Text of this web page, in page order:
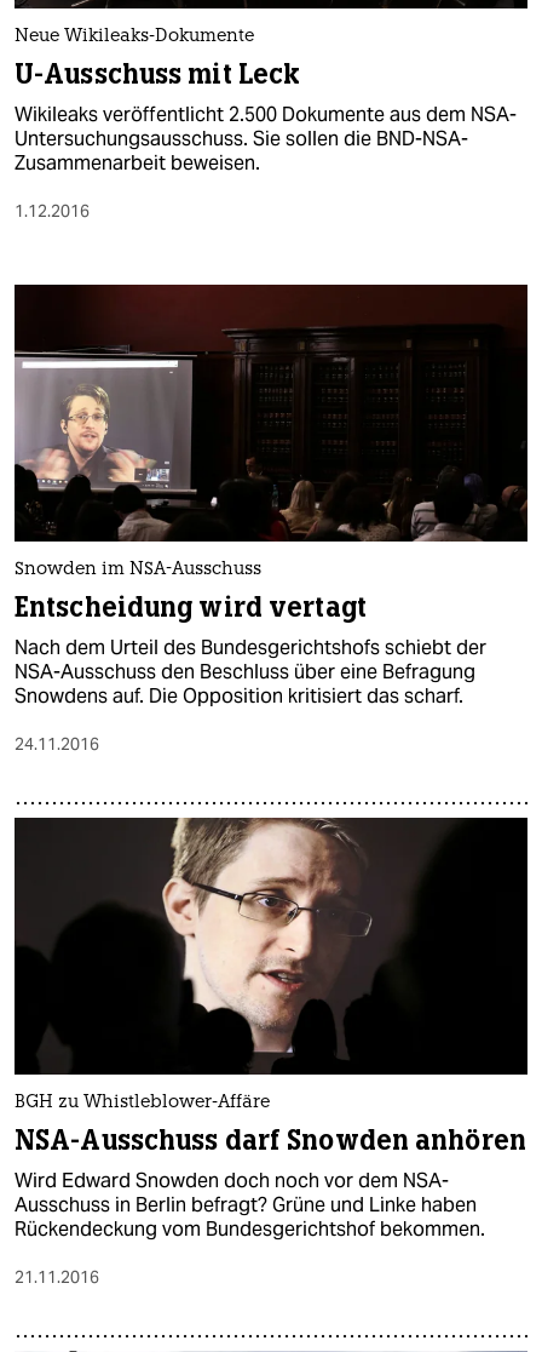
Neue Wikileaks-Dokumente
U-Ausschuss mit Leck
Wikileaks veröffentlicht 2.500 Dokumente aus dem NSA-
Untersuchungsausschuss. Sie sollen die BND-NSA-
Zusammenarbeit beweisen.
1.12.2016
Snowden im NSA-Ausschuss
Entscheidung wird vertagt
Nach dem Urteil des Bundesgerichtshofs schiebt der
NSA-Ausschuss den Beschluss über eine Befragung
Snowdens auf. Die Opposition kritisiert das scharf.
24.11.2016
BGH zu Whistleblower-Affäre
NSA-Ausschuss darf Snowden anhören
Wird Edward Snowden doch noch vor dem NSA-
Ausschuss in Berlin befragt? Grüne und Linke haben
Rückendeckung vom Bundesgerichtshof bekommen.
21.11.2016